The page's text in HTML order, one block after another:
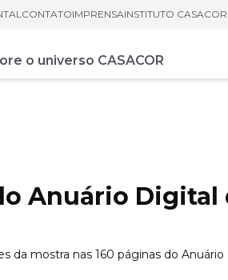
CONTATOIMPRENSAINSTITUTO CASACOR
de busca
pelo menos três caracteres
Anuário Digital
da mostra nas 160 páginas do Anuário